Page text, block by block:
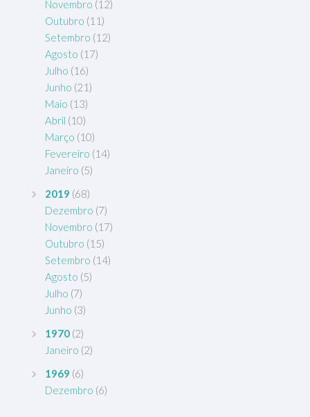
Novembro (12)
Outubro (11)
Setembro (12)
Agosto (17)
Julho (16)
Junho (21)
Maio (13)
Abril (10)
Março (10)
Fevereiro (14)
Janeiro (5)
2019 (68)
Dezembro (7)
Novembro (17)
Outubro (15)
Setembro (14)
Agosto (5)
Julho (7)
Junho (3)
1970 (2)
Janeiro (2)
1969 (6)
Dezembro (6)